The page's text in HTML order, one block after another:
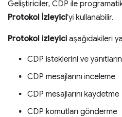
Geliştiriciler, CDP ile
Protokol İzleyici'yi kullanabilir.
Protokol izleyici aşağıdakileri
CDP isteklerini ve
CDP mesajlarını inceleme
CDP mesajlarını kaydetme
CDP komutları gönderme